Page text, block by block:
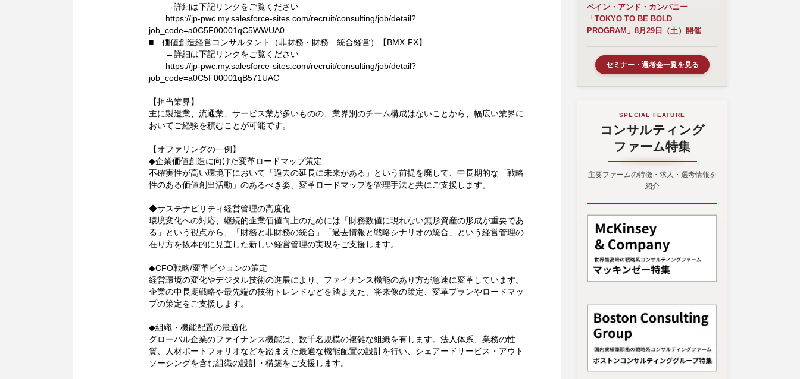
→詳細は下記リンクをご覧ください
https://jp-pwc.my.salesforce-sites.com/recruit/consulting/job/detail?
job_code=a0C5F00001qC5WWUA0
■ 価値創造経営コンサルタント（非財務・財務 統合経営）【BMX-FX】
→詳細は下記リンクをご覧ください
https://jp-pwc.my.salesforce-sites.com/recruit/consulting/job/detail?
job_code=a0C5F00001qB571UAC
【担当業界】
主に製造業、流通業、サービス業が多いものの、業界別のチーム構成はないことから、幅広い業界に
おいてご経験を積むことが可能です。
【オファリングの一例】
◆企業価値創造に向けた変革ロードマップ策定
不確実性が高い環境下において「過去の延長に未来がある」という前提を廃して、中長期的な「戦略
性のある価値創出活動」のあるべき姿、変革ロードマップを管理手法と共にご支援します。
◆サステナビリティ経営管理の高度化
環境変化への対応、継続的企業価値向上のためには「財務数値に現れない無形資産の形成が重要であ
る」という視点から、「財務と非財務の統合」「過去情報と戦略シナリオの統合」という経営管理の
在り方を抜本的に見直した新しい経営管理の実現をご支援します。
◆CFO戦略/変革ビジョンの策定
経営環境の変化やデジタル技術の進展により、ファイナンス機能のあり方が急速に変革しています。
企業の中長期戦略や最先端の技術トレンドなどを踏まえた、将来像の策定、変革プランやロードマッ
プの策定をご支援します。
◆組織・機能配置の最適化
グローバル企業のファイナンス機能は、数千名規模の複雑な組織を有します。法人体系、業務の性
質、人材ポートフォリオなどを踏まえた最適な機能配置の設計を行い、シェアードサービス・アウト
ソーシングを含む組織の設計・構築をご支援します。
ベイン・アンド・カンパニー
「TOKYO TO BE BOLD
PROGRAM」8月29日（土）開催
セミナー・選考会一覧を見る
SPECIAL FEATURE
コンサルティング
ファーム特集
主要ファームの特徴・求人・選考情報を
紹介